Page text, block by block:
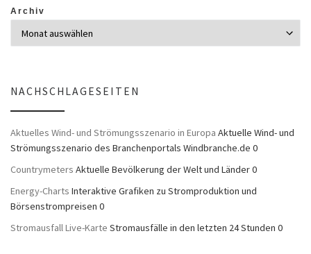
Archiv
NACHSCHLAGESEITEN
Aktuelles Wind- und Strömungsszenario in Europa Aktuelle Wind- und
Strömungsszenario des Branchenportals Windbranche.de 0
Countrymeters Aktuelle Bevölkerung der Welt und Länder 0
Energy-Charts Interaktive Grafiken zu Stromproduktion und
Börsenstrompreisen 0
Stromausfall Live-Karte Stromausfälle in den letzten 24 Stunden 0